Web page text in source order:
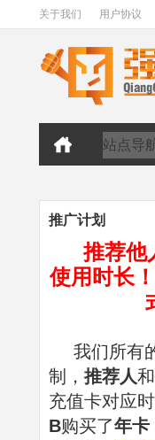
关于我们 用户协议
推广计划
推荐他
使用时长
我们所有
制， 推荐人和
充值卡对应
B购买了年卡